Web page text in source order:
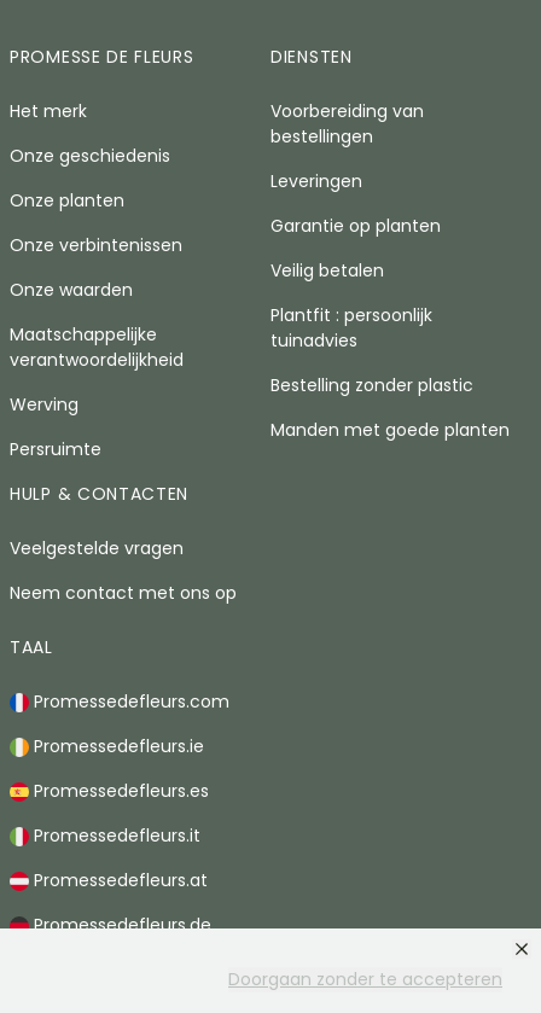
Doorgaan zonder te accepteren
PROMESSE DE FLEURS
Het merk
Onze geschiedenis
Onze planten
Onze verbintenissen
Onze waarden
Maatschappelijke
verantwoordelijkheid
Werving
Persruimte
DIENSTEN
Voorbereiding van
bestellingen
Leveringen
Garantie op planten
Veilig betalen
Plantfit : persoonlijk
tuinadvies
Bestelling zonder plastic
Manden met goede planten
HULP & CONTACTEN
Veelgestelde vragen
Neem contact met ons op
TAAL
Promessedefleurs.com
Promessedefleurs.ie
Promessedefleurs.es
Promessedefleurs.it
Promessedefleurs.at
Promessedefleurs.de